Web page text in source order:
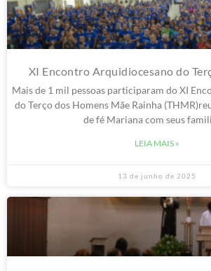
XI Encontro Arquidiocesano do
Mais de 1 mil pessoas participaram do XI
do Terço dos Homens Mãe Rainha
de fé Mariana com seus
LEIA MAIS »
13 de junho de 2025